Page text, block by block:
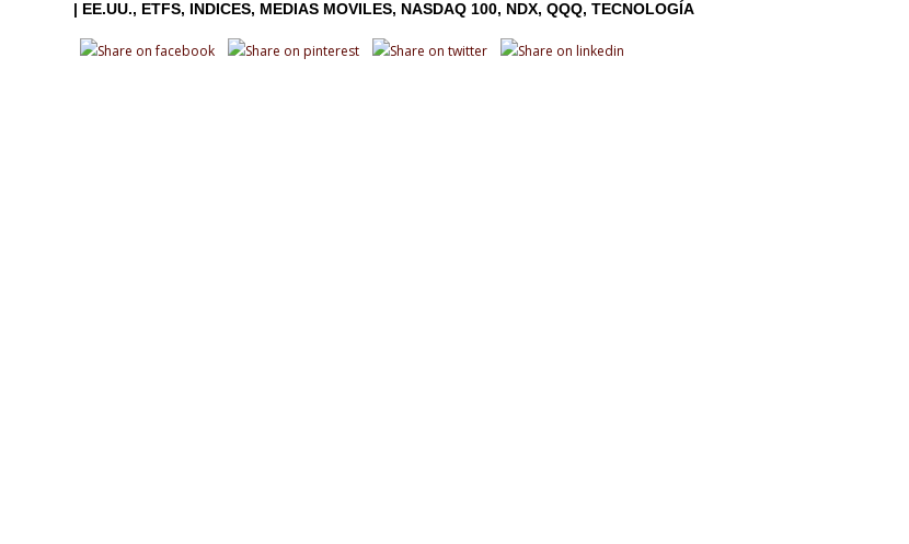
| EE.UU. ETFS INDICES MEDIAS MOVILES NASDAQ 100 NDX QQQ TECNOLOGÍA